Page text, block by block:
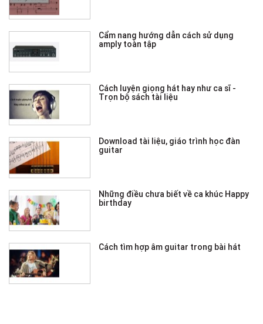
Cẩm nang hướng dẫn cách sử dụng
amply toàn tập
Cách luyện giọng hát hay như ca sĩ -
Trọn bộ sách tài liệu
Download tài liệu, giáo trình học đàn
guitar
Những điều chưa biết về ca khúc Happy
birthday
Cách tìm hợp âm guitar trong bài hát